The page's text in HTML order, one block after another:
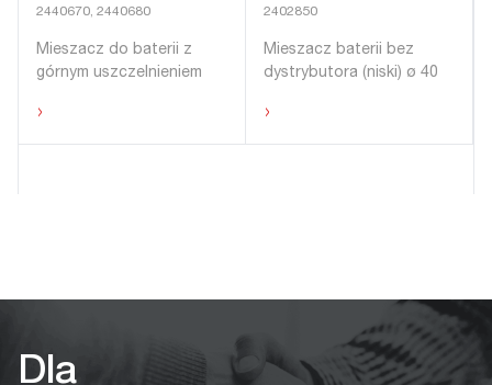
2440670, 2440680
Mieszacz do baterii z
górnym uszczelnieniem
›
2402850
Mieszacz baterii bez
dystrybutora (niski) ø 40
›
Dla